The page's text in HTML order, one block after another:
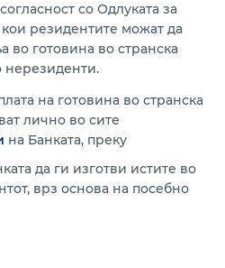
со Одлуката за
резидентите можат да
во готовина во странска
нерезиденти.
на готовина во странска
лично во сите
на Банката, преку
да ги изготви истите во
врз основа на посебно